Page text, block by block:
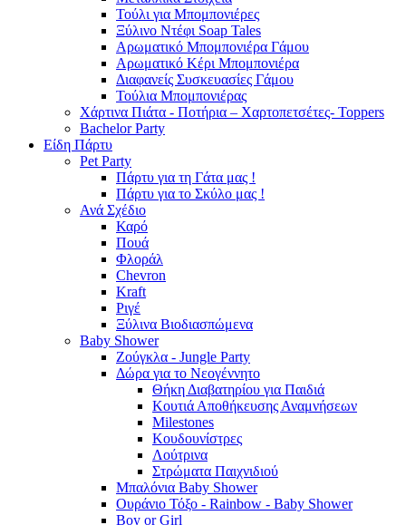
Τούλι για Μπομπονιέρες
Ξύλινο Ντέφι Soap Tales
Αρωματικό Μπομπονιέρα Γάμου
Αρωματικό Κέρι Μπομπονιέρα
Διαφανείς Συσκευασίες Γάμου
Τούλια Μπομπονιέρας
Χάρτινα Πιάτα - Ποτήρια – Χαρτοπετσέτες- Toppers
Bachelor Party
Είδη Πάρτυ
Pet Party
Πάρτυ για τη Γάτα μας !
Πάρτυ για το Σκύλο μας !
Ανά Σχέδιο
Καρό
Πουά
Φλοράλ
Chevron
Kraft
Ριγέ
Ξύλινα Βιοδιασπώμενα
Baby Shower
Ζούγκλα - Jungle Party
Δώρα για το Νεογέννητο
Θήκη Διαβατηρίου για Παιδιά
Κουτιά Αποθήκευσης Αναμνήσεων
Milestones
Κουδουνίστρες
Λούτρινα
Στρώματα Παιχνιδιού
Μπαλόνια Baby Shower
Ουράνιο Τόξο - Rainbow - Baby Shower
Boy or Girl